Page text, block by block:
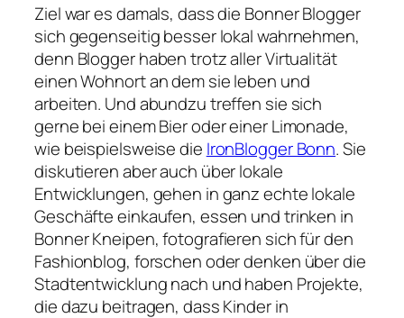
Ziel war es damals, dass die Bonner Blogger
sich gegenseitig besser lokal wahrnehmen,
denn Blogger haben trotz aller Virtualität
einen Wohnort an dem sie leben und
arbeiten. Und abundzu treffen sie sich
gerne bei einem Bier oder einer Limonade,
wie beispielsweise die IronBlogger Bonn. Sie
diskutieren aber auch über lokale
Entwicklungen, gehen in ganz echte lokale
Geschäfte einkaufen, essen und trinken in
Bonner Kneipen, fotografieren sich für den
Fashionblog, forschen oder denken über die
Stadtentwicklung nach und haben Projekte,
die dazu beitragen, dass Kinder in